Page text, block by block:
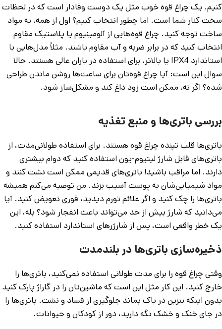
کنیم. یک چراغ قوه خوب مثل یک دوست وفادار است که در لحظات
سخت کنار شما است. اما چطور انتخاب کنیم؟ اول از همه، به مواد
ساخت توجه کنید. چراغ قوه‌هایی از آلومینیوم یا پلاستیک مقاوم
انتخاب کنید که در برابر ضربه و آب مقاوم باشند. مثلاً مدل‌هایی با
استاندارد IPX4 یا بالاتر، برای استفاده در باران عالی هستند. حالا
سوال این است: آیا چراغ قوه‌تان برای ساعت‌ها روشن ماندن طراحی
شده؟ اگر نه، ممکن است زود داغ کند و مشکل‌ساز شود.
بررسی باتری‌ها و منبع تغذیه
باتری‌ها قلب تپنده چراغ قوه هستند. برای استفاده طولانی‌مدت، از
باتری‌های قابل شارژ لیتیوم-یون استفاده کنید که دوام بیشتری
دارند. اما مراقب باشید! باتری‌های قدیمی ممکن است نشت کنند و
مواد شیمیایی‌شان به پوست آسیب بزند. من توصیه می‌کنم همیشه
باتری‌ها را چک کنید و اگر علائم تورم دیدید، فوری تعویض کنید. آیا
می‌دانید که شارژ بیش از حد می‌تواند باعث انفجار شود؟ بله، این
یک خطر واقعی است، پس از شارژرهای استاندارد استفاده کنید.
ذخیره‌سازی باتری‌ها در بلندمدت
وقتی چراغ قوه را برای مدت طولانی استفاده نمی‌کنید، باتری‌ها را
خارج کنید. این کار مثل این است که ماشین‌تان را در گاراژ پارک کنید
بدون اینکه بنزین در باک بماند جلوگیری از فساد و نشت. باتری‌ها را
در جای خنک و خشک نگه دارید، دور از کودکان و حیوانات.